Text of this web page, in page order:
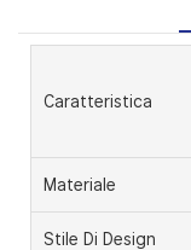
Caratteristica
Materiale
Stile Di Design